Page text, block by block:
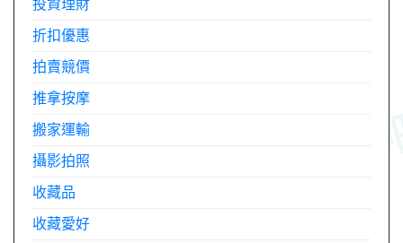
投資理財
折扣優惠
拍賣競價
推拿按摩
搬家運輸
攝影拍照
收藏品
收藏愛好